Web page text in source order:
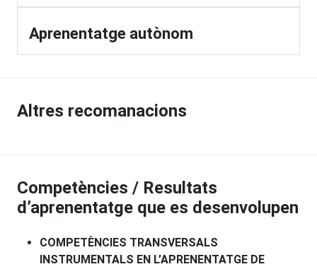
Aprenentatge autònom
Altres recomanacions
Competències / Resultats
d’aprenentatge que es desenvolupen
COMPETÈNCIES TRANSVERSALS
INSTRUMENTALS EN L’APRENENTATGE DE